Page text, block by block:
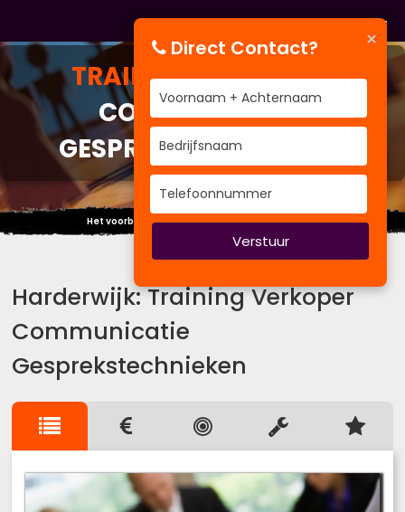
TRAININGVERKOPER
COMMUNICATIE
GESPREKSTECHNIEKEN
Het voorbeeld is de grootste van alle theorieën.
Harderwijk: Training Verkoper
Communicatie
Gesprekstechnieken
×
Direct Contact?
Verstuur